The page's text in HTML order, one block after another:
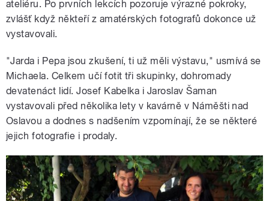
ateliéru. Po prvních lekcích pozoruje výrazné pokroky,
zvlášť když někteří z amatérských fotografů dokonce už
vystavovali.
"Jarda i Pepa jsou zkušení, ti už měli výstavu," usmívá se
Michaela. Celkem učí fotit tři skupinky, dohromady
devatenáct lidí. Josef Kabelka i Jaroslav Šaman
vystavovali před několika lety v kavárně v Náměšti nad
Oslavou a dodnes s nadšením vzpomínají, že se některé
jejich fotografie i prodaly.